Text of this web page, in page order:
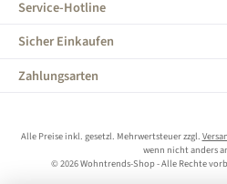
Service-Hotline
Sicher Einkaufen
Zahlungsarten
Alle Preise inkl. gesetzl. Mehrwertsteuer zzgl.
wenn nicht anders
© 2026 Wohntrends-Shop - Alle Rechte